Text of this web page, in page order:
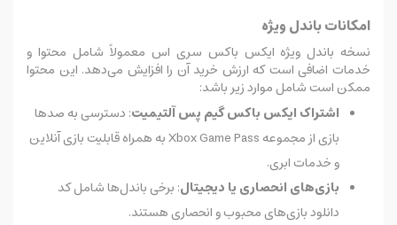
امکانات باندل ویژه
نسخه باندل ویژه ایکس باکس سری اس معمولاً شامل محتوا و
خدمات اضافی است که ارزش خرید آن را افزایش می‌دهد. این محتوا
ممکن است شامل موارد زیر باشد:
اشتراک ایکس باکس گیم پس آلتیمیت: دسترسی به صدها
بازی از مجموعه Xbox Game Pass به همراه قابلیت بازی آنلاین
و خدمات ابری.
بازی‌های انحصاری یا دیجیتال: برخی باندل‌ها شامل کد
دانلود بازی‌های محبوب و انحصاری هستند.